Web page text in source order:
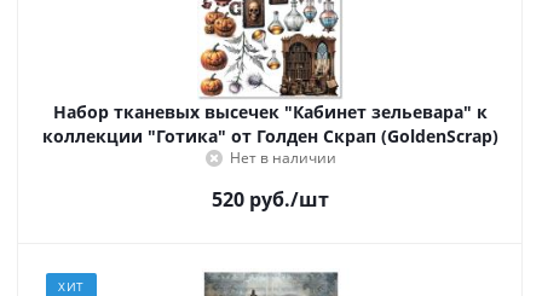
Набор тканевых высечек "Кабинет зельевара" к
коллекции "Готика" от Голден Скрап (GoldenScrap)
Нет в наличии
520 руб./шт
ХИТ